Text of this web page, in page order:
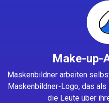
Make-up-
Maskenbildner arbeiten
Maskenbildner-Logo, das als
die Leute über